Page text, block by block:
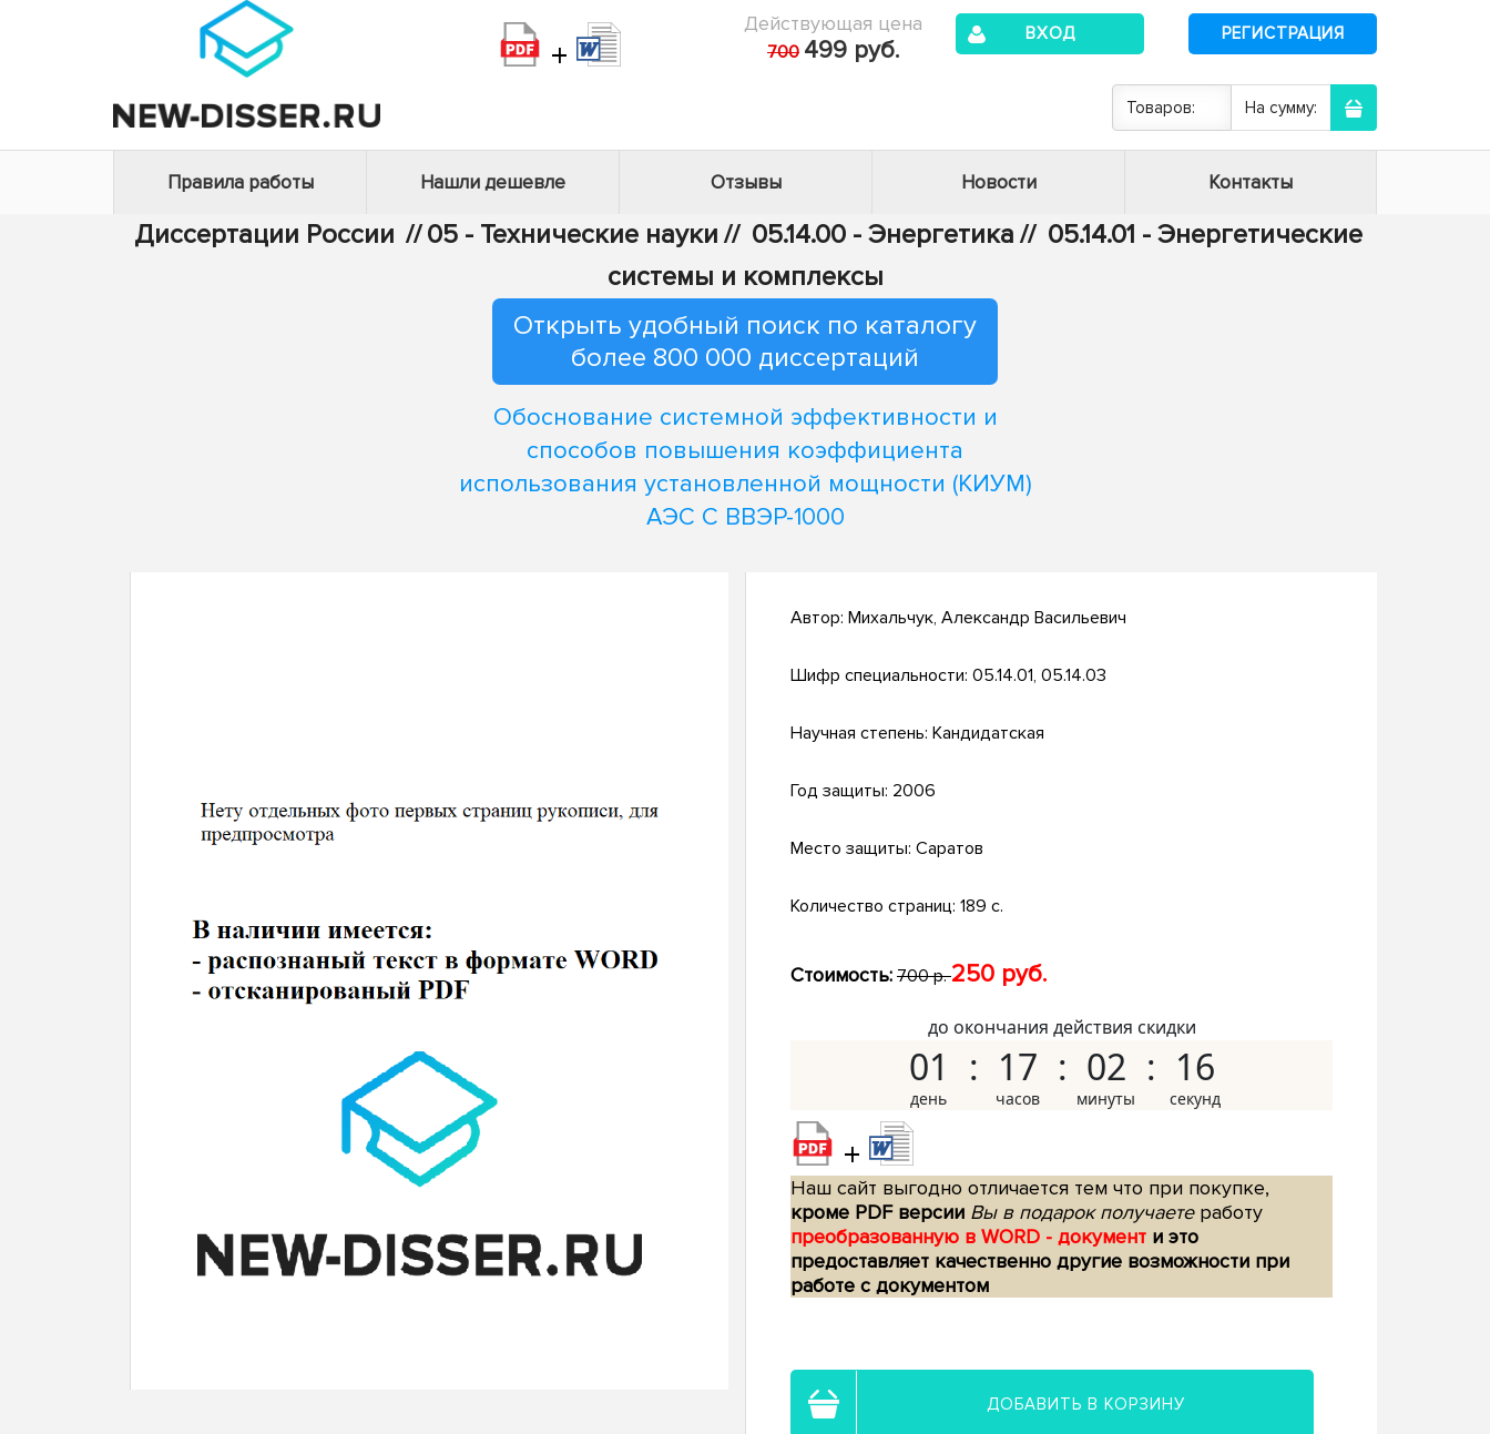
+
Действующая цена
700 499 руб.
ВХОД РЕГИСТРАЦИЯ
Товаров: На сумму:
Правила работы Нашли дешевле Отзывы Новости Контакты
Диссертации России // 05 - Технические науки // 05.14.00 - Энергетика // 05.14.01 - Энергетические
системы и комплексы
Открыть удобный поиск по каталогу
более 800 000 диссертаций
Обоснование системной эффективности и
способов повышения коэффициента
использования установленной мощности (КИУМ)
АЭС С ВВЭР-1000
Автор: Михальчук, Александр Васильевич
Шифр специальности: 05.14.01, 05.14.03
Научная степень: Кандидатская
Год защиты: 2006
Место защиты: Саратов
Количество страниц: 189 с.
Стоимость: 700 р.250 руб.
до окончания действия скидки
01 17 02 15
+
Наш сайт выгодно отличается тем что при покупке,
кроме PDF версии Вы в подарок получаетеработу
преобразованную в WORD - документ и это
предоставляет качественно другие возможности при
работе с документом
ДОБАВИТЬ В КОРЗИНУ